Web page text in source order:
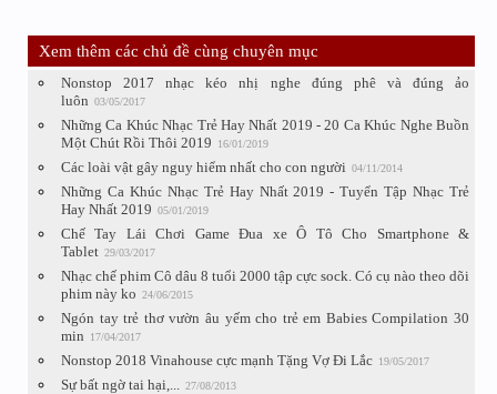
Xem thêm các chủ đề cùng chuyên mục
Nonstop 2017 nhạc kéo nhị nghe đúng phê và đúng ảo
luôn 03/05/2017
Những Ca Khúc Nhạc Trẻ Hay Nhất 2019 - 20 Ca Khúc Nghe Buồn
Một Chút Rồi Thôi 2019
16/01/2019
Các loài vật gây nguy hiểm nhất cho con người 04/11/2014
Những Ca Khúc Nhạc Trẻ Hay Nhất 2019 - Tuyển Tập Nhạc Trẻ
Hay Nhất 2019 05/01/2019
Chế Tay Lái Chơi Game Đua xe Ô Tô Cho Smartphone &
Tablet 29/03/2017
Nhạc chế phim Cô dâu 8 tuổi 2000 tập cực sock. Có cụ nào theo dõi
phim này ko 24/06/2015
Ngón tay trẻ thơ vườn âu yếm cho trẻ em Babies Compilation 30
min
17/04/2017
Nonstop 2018 Vinahouse cực mạnh Tặng Vợ Đi Lắc 19/05/2017
Sự bất ngờ tai hại,... 27/08/2013